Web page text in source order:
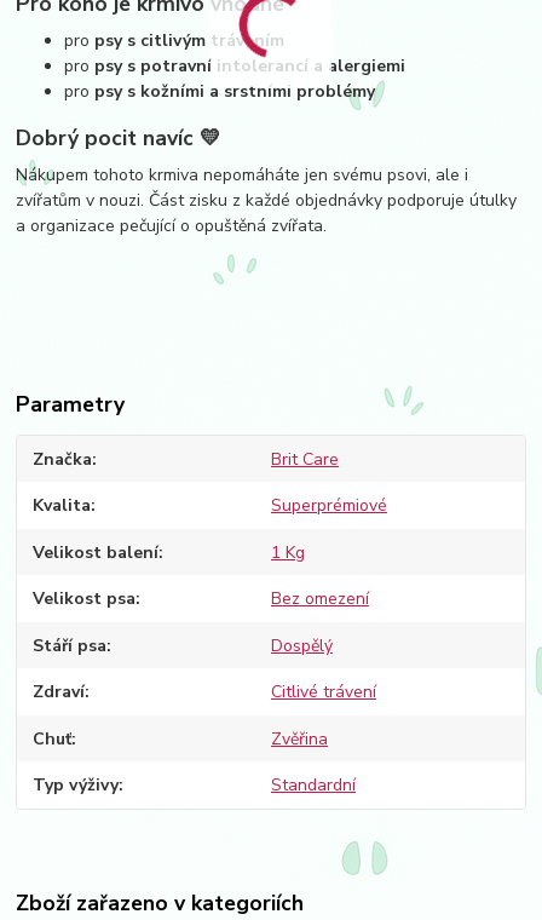
pro psy s citlivým trávením
pro psy s potravní intolerancí a alergiemi
pro psy s kožními a srstními problémy
Dobrý pocit navíc 💛
Nákupem tohoto krmiva nepomáháte jen svému psovi, ale i
zvířatům v nouzi. Část zisku z každé objednávky podporuje útulky
a organizace pečující o opuštěná zvířata.
Parametry
Značka Brit Care
Kvalita Superprémiové
Velikost balení 1 Kg
Velikost psa Bez omezení
Stáří psa Dospělý
Zdraví Citlivé trávení
Chuť Zvěřina
Typ výživy Standardní
Zboží zařazeno v kategoriích